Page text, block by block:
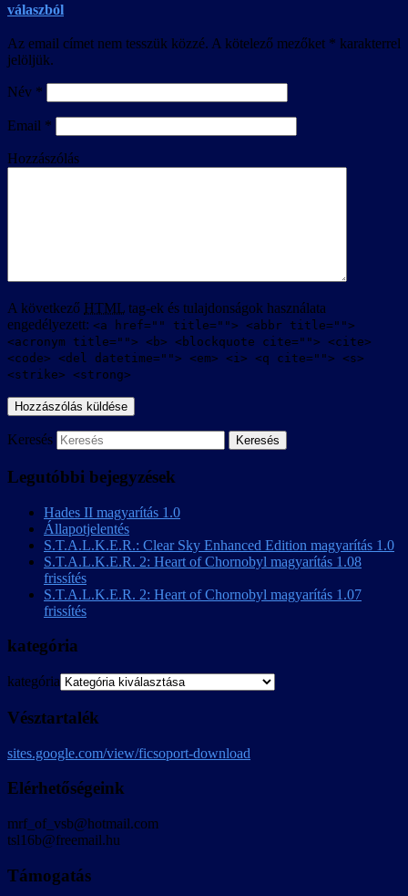
válaszból
Az email címet nem tesszük közzé. A kötelező mezőket * karakterrel
jelöljük.
Név *
Email *
Hozzászólás
A következő HTML tag-ek és tulajdonságok használata
engedélyezett: <a href="" title=""> <abbr title="">
<acronym title=""> <b> <blockquote cite=""> <cite>
<code> <del datetime=""> <em> <i> <q cite=""> <s>
<strike> <strong>
Keresés
Legutóbbi bejegyzések
Hades II magyarítás 1.0
Állapotjelentés
S.T.A.L.K.E.R.: Clear Sky Enhanced Edition magyarítás 1.0
S.T.A.L.K.E.R. 2: Heart of Chornobyl magyarítás 1.08
frissítés
S.T.A.L.K.E.R. 2: Heart of Chornobyl magyarítás 1.07
frissítés
kategória
kategória
Vésztartalék
sites.google.com/view/ficsoport-download
Elérhetőségeink
mrf_of_vsb@hotmail.com
tsl16b@freemail.hu
Támogatás